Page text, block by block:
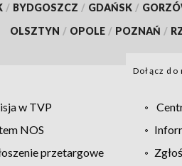
/ BYDGOSZCZ / GDAŃSK /
OLSZTYN / OPOLE / POZNAŃ /
Dołącz do
w TVP
NOS
przetargowe